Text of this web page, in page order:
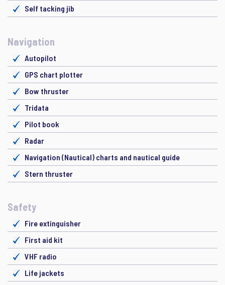
Self tacking jib
Navigation
Autopilot
GPS chart plotter
Bow thruster
Tridata
Pilot book
Radar
Navigation (Nautical) charts and nautical guide
Stern thruster
Safety
Fire extinguisher
First aid kit
VHF radio
Life jackets